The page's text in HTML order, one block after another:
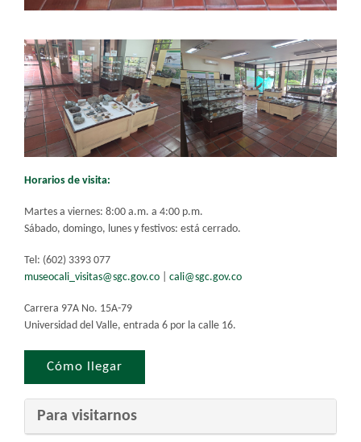
Horarios de visita:
Martes a viernes: 8:00 a.m. a 4:00 p.m.
Sábado, domingo, lunes y festivos: está cerrado.
Tel: (602) 3393 077
museocali_visitas@sgc.gov.co
cali@sgc.gov.co
Carrera 97A No. 15A-79
Universidad del Valle, entrada 6 por la calle 16.
Cómo llegar​​
Para visi​​tarnos